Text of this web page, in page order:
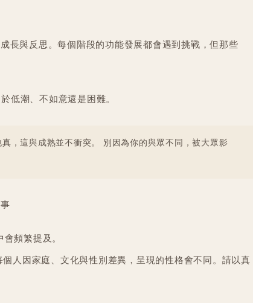
長與反思。每個階段的功能發展都會遇到挑戰，但那些
低潮、不如意還是困難。
，這與成熟並不衝突。 別因為你的與眾不同，被大眾影
頻繁提及。
人因家庭、文化與性別差異，呈現的性格會不同。請以真